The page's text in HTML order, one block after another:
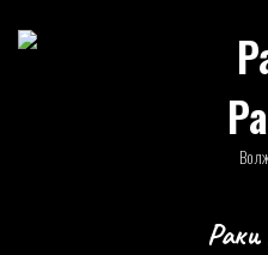
Раки